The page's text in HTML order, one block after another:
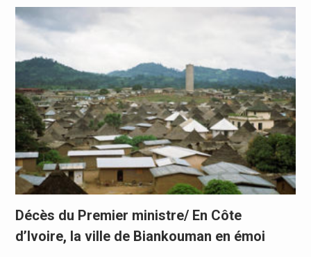
Décès du Premier ministre/ En Côte
d’Ivoire, la ville de Biankouman en émoi